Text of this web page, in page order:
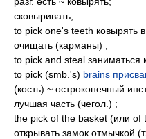
сковыривать;
to pick one's teeth ковырять
очищать (карманы) ;
to pick and steal
to pick (smb.'s) brains
(кость) ~ остроконечный
лучшая часть (чегол.) ;
the pick of the basket (или of
открывать замок отмычкой